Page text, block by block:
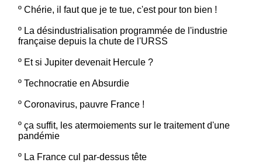
º Chérie, il faut que je te tue, c'est pour ton bien !
º La désindustrialisation programmée de l'industrie
française depuis la chute de l'URSS
º Et si Jupiter devenait Hercule ?
º Technocratie en Absurdie
º Coronavirus, pauvre France !
º ça suffit, les atermoiements sur le traitement d'une
pandémie
º La France cul par-dessus tête